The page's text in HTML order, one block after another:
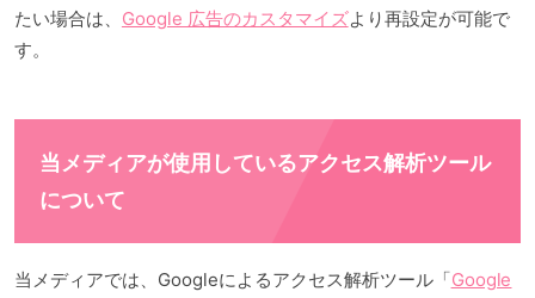
たい場合は、 Google 広告のカスタマイズより再設定が可能で
す。
当メディアが使用しているアクセス解析ツール
について
当メディアでは、Googleによるアクセス解析ツール「Google